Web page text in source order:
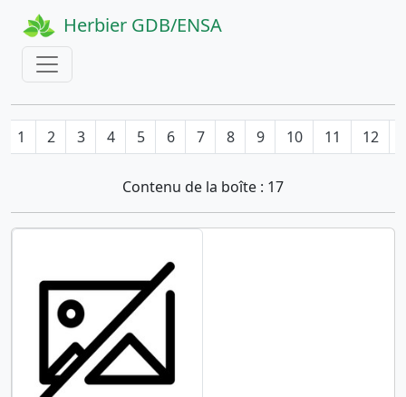
Herbier GDB/ENSA
1 2 3 4 5 6 7 8 9 10 11 12
Contenu de la boîte : 17